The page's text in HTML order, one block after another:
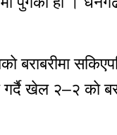
बराबरीमा
खेल २–२ काे